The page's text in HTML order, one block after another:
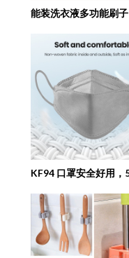
能装洗衣液多功能刷子
KF94 口罩安全好用，